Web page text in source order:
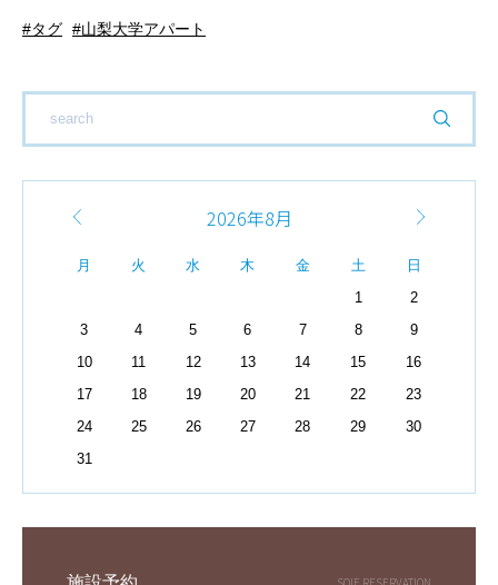
タグ 山梨大学アパート
2026年8月
月 火 水 木 金 土
日
1
2
3
4 5 6 7 8
9
10
11 12 13 14 15
16
17
18 19 20 21 22
23
24
25 26 27 28 29
30
31